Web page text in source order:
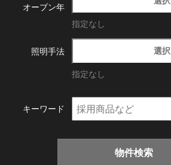
オープン年
指定なし
照明手法 選択
指定なし
キーワード
物件検索